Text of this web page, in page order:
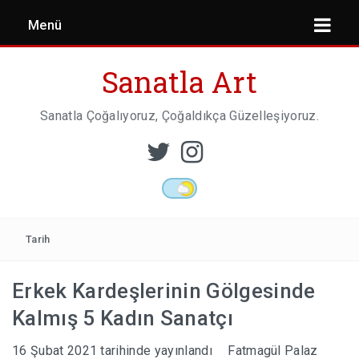
Menü
MIMARI
Sanatla Art
Sanatla Çoğalıyoruz, Çoğaldıkça Güzelleşiyoruz.
Tarih
Erkek Kardeşlerinin Gölgesinde
Kalmış 5 Kadın Sanatçı
16 Şubat 2021 tarihinde yayınlandı
Fatmagül Palaz